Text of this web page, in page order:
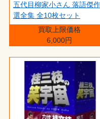
五代目柳家小さん 落語傑作
選全集 全10枚セット
買取上限価格
6,000円